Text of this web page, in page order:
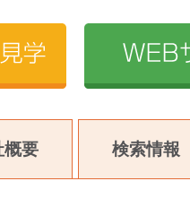
概要 検索情報